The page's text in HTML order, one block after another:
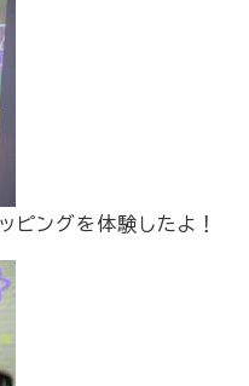
ピングを体験したよ！